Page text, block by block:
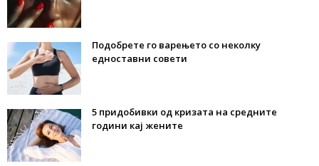
Подобрете го варењето со неколку
едноставни совети
5 придобивки од кризата на средните
години кај жените